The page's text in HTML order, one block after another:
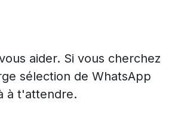
aider. Si vous cherchez
sélection de WhatsApp
à t'attendre.